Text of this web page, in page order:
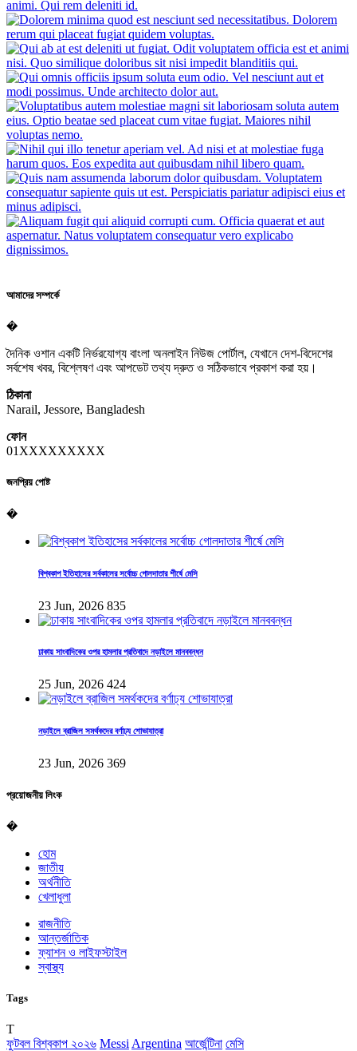
আমাদের সম্পর্কে
�
দৈনিক ওশান একটি নির্ভরযোগ্য বাংলা অনলাইন নিউজ পোর্টাল, যেখানে দেশ-বিদেশের
সর্বশেষ খবর, বিশ্লেষণ এবং আপডেট তথ্য দ্রুত ও সঠিকভাবে প্রকাশ করা হয়।
ঠিকানা
Narail, Jessore, Bangladesh
ফোন
01XXXXXXXXX
জনপ্রিয় পোষ্ট
�
বিশ্বকাপ ইতিহাসের সর্বকালের সর্বোচ্চ গোলদাতার শীর্ষে মেসি
23 Jun, 2026 835
ঢাকায় সাংবাদিকের ওপর হামলার প্রতিবাদে নড়াইলে মানববন্ধন
25 Jun, 2026 424
নড়াইলে ব্রাজিল সমর্থকদের বর্ণাঢ্য শোভাযাত্রা
23 Jun, 2026 369
প্রয়োজনীয় লিংক
�
হোম
জাতীয়
অর্থনীতি
খেলাধুলা
রাজনীতি
আন্তর্জাতিক
ফ্যাশন ও লাইফস্টাইল
স্বাস্থ্য
Tags
T
ফুটবল বিশ্বকাপ ২০২৬ Messi Argentina আর্জেন্টিনা মেসি